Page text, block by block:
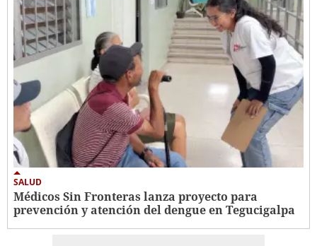
SALUD
Médicos Sin Fronteras lanza proyecto para
prevención y atención del dengue en Tegucigalpa